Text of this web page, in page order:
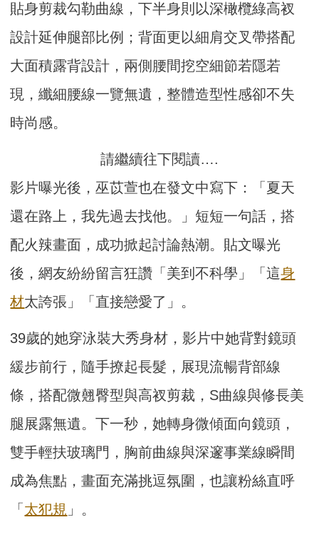
貼身剪裁勾勒曲線，下半身則以深橄欖綠高衩
設計延伸腿部比例；背面更以細肩交叉帶搭配
大面積露背設計，兩側腰間挖空細節若隱若
現，纖細腰線一覽無遺，整體造型性感卻不失
時尚感。
請繼續往下閱讀….
影片曝光後，巫苡萱也在發文中寫下：「夏天
還在路上，我先過去找他。」短短一句話，搭
配火辣畫面，成功掀起討論熱潮。貼文曝光
後，網友紛紛留言狂讚「美到不科學」「這身
材太誇張」「直接戀愛了」。
39歲的她穿泳裝大秀身材，影片中她背對鏡頭
緩步前行，隨手撩起長髮，展現流暢背部線
條，搭配微翹臀型與高衩剪裁，S曲線與修長美
腿展露無遺。下一秒，她轉身微傾面向鏡頭，
雙手輕扶玻璃門，胸前曲線與深邃事業線瞬間
成為焦點，畫面充滿挑逗氛圍，也讓粉絲直呼
「 太犯規 」。